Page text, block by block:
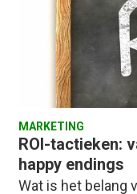
MARKETING
ROI-tactieken:
happy endings
Wat is het belang